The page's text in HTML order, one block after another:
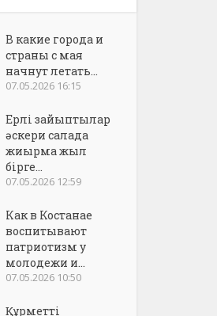
В какие города и
страны с мая
начнут летать...
07.05.2026 16:15
Ерлі зайыптылар
әскери салада
жиырма жыл
бірге...
07.05.2026 12:59
Как в Костанае
воспитывают
патриотизм у
молодежи и...
07.05.2026 10:50
Құрметті